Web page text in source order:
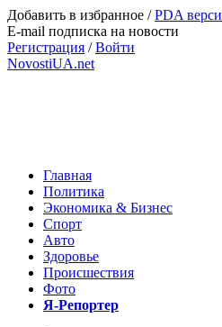
Добавить в избранное /PDA
E-mail подписка на новости
Регистрация /Войти
NovostiUA.net
Главная
Политика
Экономика & Бизнес
Спорт
Авто
Здоровье
Происшествия
Фото
Я-Репортер